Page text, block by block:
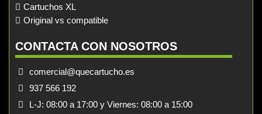
Cartuchos XL
Original vs compatible
CONTACTA CON NOSOTROS
comercial@quecartucho.es
937 566 192
L-J: 08:00 a 17:00 y Viernes: 08:00 a 15:00